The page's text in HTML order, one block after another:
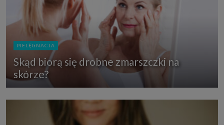
PIELĘGNACJA
Skąd biorą się drobne zmarszczki na
skórze?